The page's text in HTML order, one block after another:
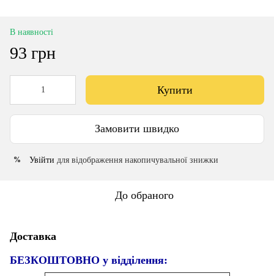
В наявності
93 грн
Купити
Замовити швидко
% Увійти для відображення накопичувальної знижки
До обраного
Доставка
БЕЗКОШТОВНО у відділення: